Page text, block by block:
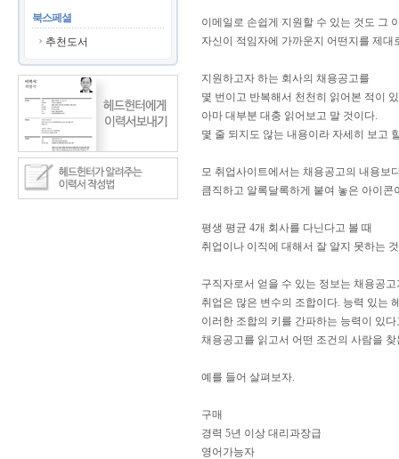
북스페셜
추천도서
이메일로 손쉽게 지원할 수 있는 것도 그
자신이 적임자에 가까운지 어떤지를 제
지원하고자 하는 회사의 채용공고를
몇 번이고 반복해서 천천히 읽어본 적이
아마 대부분 대충 읽어보고 말 것이다.
몇 줄 되지도 않는 내용이라 자세히 보고
모 취업사이트에서는 채용공고의 내용보
큼직하고 알록달록하게 붙여 놓은 아이콘
평생 평균 4개 회사를 다닌다고 볼 때
취업이나 이직에 대해서 잘 알지 못하는
구직자로서 얻을 수 있는 정보는 채용공
취업은 많은 변수의 조합이다. 능력 있는
이러한 조합의 키를 간파하는 능력이 있
채용공고를 읽고서 어떤 조건의 사람을
예를 들어 살펴보자.
구매
경력 5년 이상 대리과장급
영어가능자